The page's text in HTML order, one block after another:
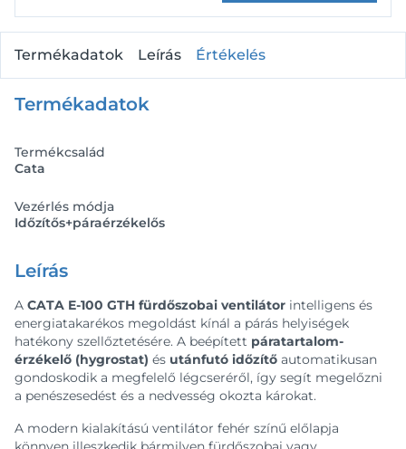
Termékadatok Leírás Értékelés
Termékadatok
Termékcsalád
Cata
Vezérlés módja
Időzítős+páraérzékelős
Leírás
A CATA E-100 GTH fürdőszobai ventilátor intelligens és
energiatakarékos megoldást kínál a párás helyiségek
hatékony szellőztetésére. A beépített páratartalom-
érzékelő (hygrostat) és utánfutó időzítő automatikusan
gondoskodik a megfelelő légcseréről, így segít megelőzni
a penészesedést és a nedvesség okozta károkat.
A modern kialakítású ventilátor fehér színű előlapja